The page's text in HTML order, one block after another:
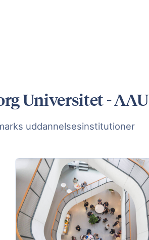
Universitet - AAU
uddannelsesinstitutioner